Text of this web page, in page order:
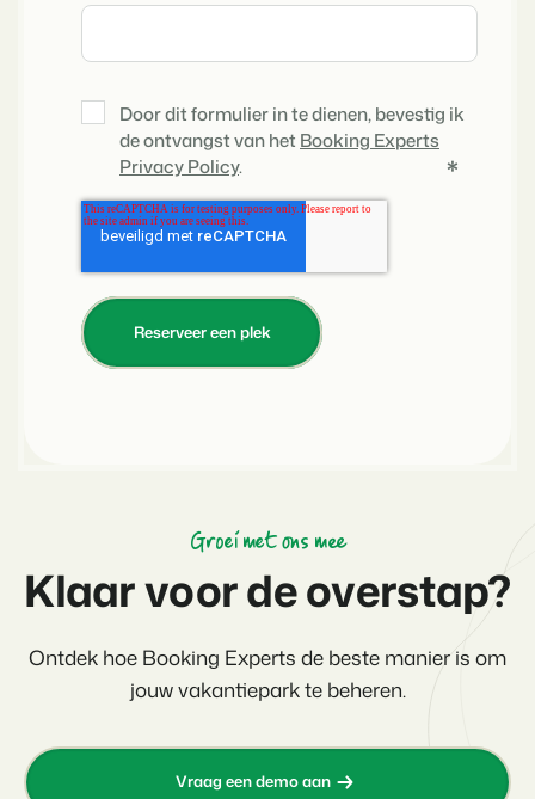
Door dit formulier in te dienen, bevestig ik
de ontvangst van het Booking Experts
Privacy Policy. *
Groei met ons mee
Klaar voor de overstap?
Ontdek hoe Booking Experts de beste manier is om
jouw vakantiepark te beheren.
Vraag een demo aan